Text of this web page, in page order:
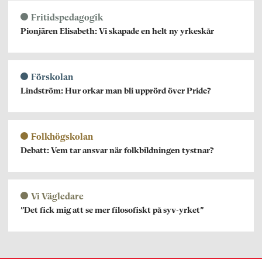
Fritidspedagogik
Pionjären Elisabeth: Vi skapade en helt ny yrkeskår
Förskolan
Lindström: Hur orkar man bli upprörd över Pride?
Folkhögskolan
Debatt: Vem tar ansvar när folkbildningen tystnar?
Vi Vägledare
”Det fick mig att se mer filosofiskt på syv-yrket”